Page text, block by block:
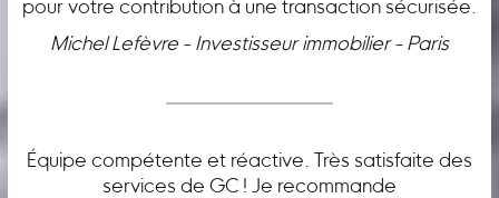
pour votre contribution à une transaction sécurisée.
Michel Lefèvre - Investisseur immobilier - Paris
Équipe compétente et réactive. Très satisfaite des
services de GC ! Je recommande